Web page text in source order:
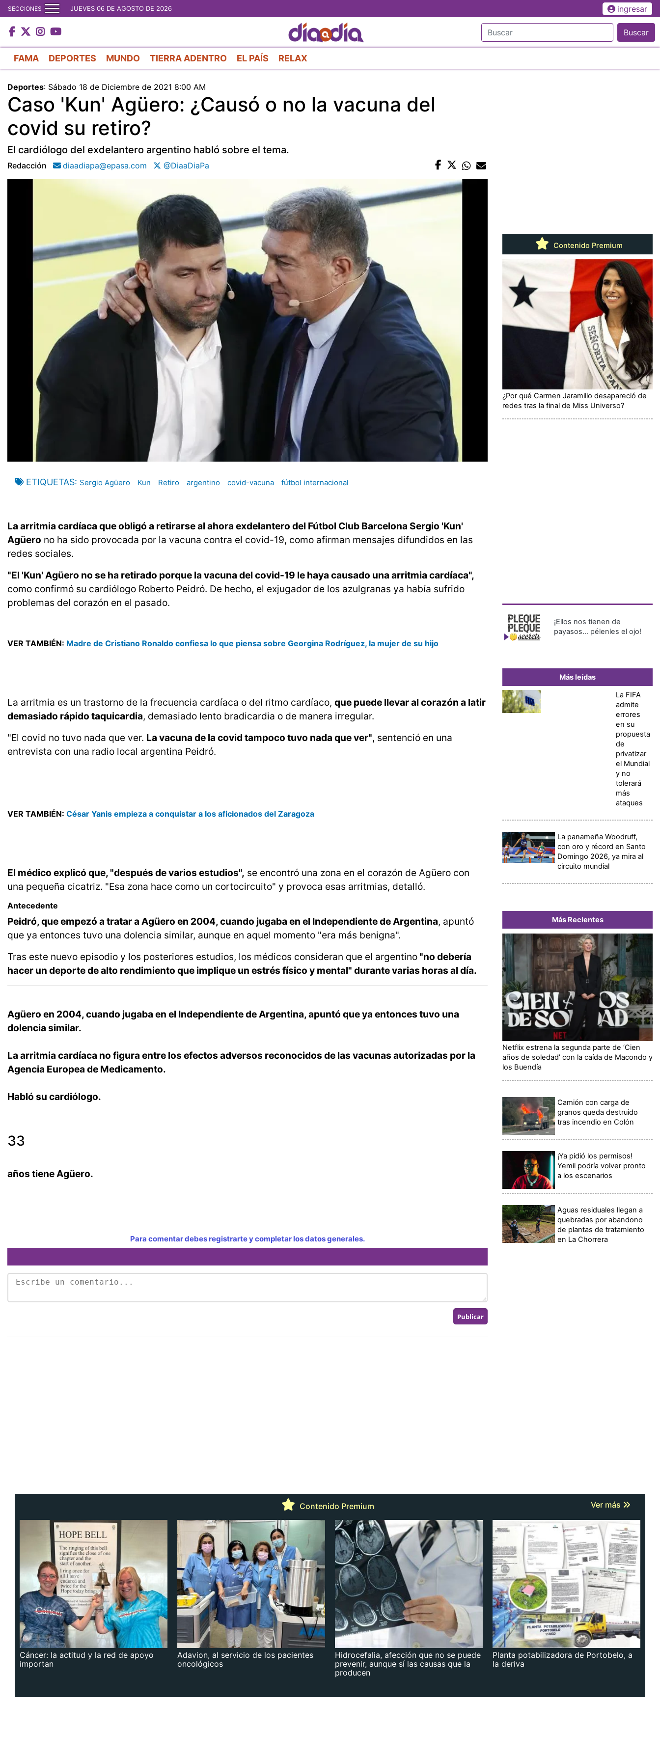
al
contenido
principal
SECCIONES JUEVES 06 DE AGOSTO DE 2026 ingresar
Buscar
FAMA DEPORTES MUNDO TIERRA ADENTRO EL PAÍS RELAX
Deportes: Sábado 18 de Diciembre de 2021 8:00 AM
Caso 'Kun' Agüero: ¿Causó o no la vacuna del
covid su retiro?
El cardiólogo del exdelantero argentino habló sobre el tema.
Redacción diaadiapa@epasa.com @DiaaDiaPa
ETIQUETAS Sergio Agüero Kun Retiro argentino covid-vacuna fútbol internacional
La arritmia cardíaca que obligó a retirarse al ahora exdelantero del Fútbol Club Barcelona Sergio 'Kun'
Agüero no ha sido provocada por la vacuna contra el covid-19, como afirman mensajes difundidos en las
redes sociales.
"El 'Kun' Agüero no se ha retirado porque la vacuna del covid-19 le haya causado una arritmia cardíaca",
como confirmó su cardiólogo Roberto Peidró. De hecho, el exjugador de los azulgranas ya había sufrido
problemas del corazón en el pasado.
VER TAMBIÉN: Madre de Cristiano Ronaldo confiesa lo que piensa sobre Georgina Rodríguez, la mujer de su hijo
La arritmia es un trastorno de la frecuencia cardíaca o del ritmo cardíaco, que puede llevar al corazón a latir
demasiado rápido taquicardia, demasiado lento bradicardia o de manera irregular.
"El covid no tuvo nada que ver. La vacuna de la covid tampoco tuvo nada que ver", sentenció en una
entrevista con una radio local argentina Peidró.
VER TAMBIÉN: César Yanis empieza a conquistar a los aficionados del Zaragoza
El médico explicó que, "después de varios estudios", se encontró una zona en el corazón de Agüero con
una pequeña cicatriz. "Esa zona hace como un cortocircuito" y provoca esas arritmias, detalló.
Antecedente
Peidró, que empezó a tratar a Agüero en 2004, cuando jugaba en el Independiente de Argentina, apuntó
que ya entonces tuvo una dolencia similar, aunque en aquel momento "era más benigna".
Tras este nuevo episodio y los posteriores estudios, los médicos consideran que el argentino "no debería
hacer un deporte de alto rendimiento que implique un estrés físico y mental" durante varias horas al día.
Agüero en 2004, cuando jugaba en el Independiente de Argentina, apuntó que ya entonces tuvo una
dolencia similar.
La arritmia cardíaca no figura entre los efectos adversos reconocidos de las vacunas autorizadas por la
Agencia Europea de Medicamento.
Habló su cardiólogo.
33
años tiene Agüero.
Para comentar debes registrarte y completar los datos generales.
Contenido Premium
¿Por qué Carmen Jaramillo desapareció de
redes tras la final de Miss Universo?
¡Ellos nos tienen de
payasos… pélenles el ojo!
Más leídas
La FIFA
admite
errores
en su
propuesta
de
privatizar
el Mundial
y no
tolerará
más
ataques
La panameña Woodruff,
con oro y récord en Santo
Domingo 2026, ya mira al
circuito mundial
Más Recientes
Netflix estrena la segunda parte de ‘Cien
años de soledad’ con la caída de Macondo y
los Buendía
Camión con carga de
granos queda destruido
tras incendio en Colón
¡Ya pidió los permisos!
Yemil podría volver pronto
a los escenarios
Aguas residuales llegan a
quebradas por abandono
de plantas de tratamiento
en La Chorrera
Contenido Premium Ver más
Cáncer: la actitud y la red de apoyo
importan
Adavion, al servicio de los pacientes
oncológicos
Hidrocefalia, afección que no se puede
prevenir, aunque sí las causas que la
producen
Planta potabilizadora de Portobelo, a
la deriva